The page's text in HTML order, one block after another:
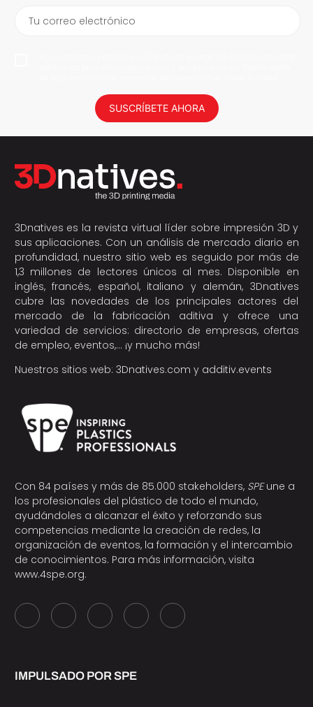
Tu correo electrónico
SUSCRÍBETE AHORA
3Dnatives es la revista virtual líder sobre impresión 3D y
sus aplicaciones. Con un análisis de mercado diario en
profundidad, nuestro sitio web es seguido por más de
1,3 millones de lectores únicos al mes. Disponible en
inglés, francés, español, italiano y alemán, 3Dnatives
cubre las novedades de los principales actores del
mercado de la fabricación aditiva y ofrece una
variedad de servicios: directorio de empresas, ofertas
de empleo, eventos,… ¡y mucho más!
Nuestros sitios web: 3Dnatives.com y additiv.events
Con 84 países y más de 85.000 stakeholders, SPEune a
los profesionales del plástico de todo el mundo,
ayudándoles a alcanzar el éxito y reforzando sus
competencias mediante la creación de redes, la
organización de eventos, la formación y el intercambio
de conocimientos. Para más información, visita
www.4spe.org.
IMPULSADO POR SPE